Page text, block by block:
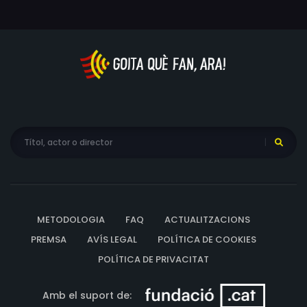
METODOLOGIA FAQ
ACTUALITZACIONS
PREMSA
AVÍS LEGAL
POLÍTICA DE COOKIES
POLÍTICA DE PRIVACITAT
Amb el suport de: